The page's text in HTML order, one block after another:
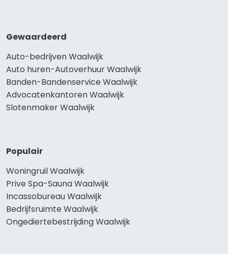
Gewaardeerd
Auto-bedrijven Waalwijk
Auto huren-Autoverhuur Waalwijk
Banden-Bandenservice Waalwijk
Advocatenkantoren Waalwijk
Slotenmaker Waalwijk
Populair
Woningruil Waalwijk
Prive Spa-Sauna Waalwijk
Incassobureau Waalwijk
Bedrijfsruimte Waalwijk
Ongediertebestrijding Waalwijk